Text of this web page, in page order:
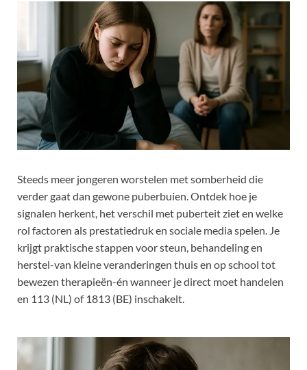
Steeds meer jongeren worstelen met somberheid die
verder gaat dan gewone puberbuien. Ontdek hoe je
signalen herkent, het verschil met puberteit ziet en welke
rol factoren als prestatiedruk en sociale media spelen. Je
krijgt praktische stappen voor steun, behandeling en
herstel-van kleine veranderingen thuis en op school tot
bewezen therapieën-én wanneer je direct moet handelen
en 113 (NL) of 1813 (BE) inschakelt.